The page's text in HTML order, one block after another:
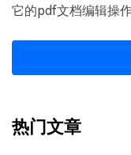
它的pdf文档编辑操作
热门文章